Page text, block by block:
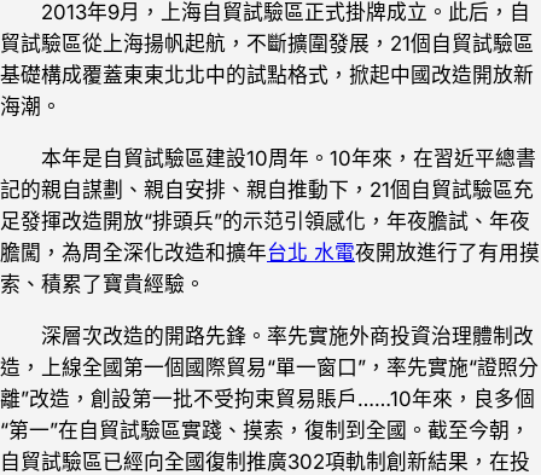
2013年9月，上海自貿試驗區正式掛牌成立。此后，自
貿試驗區從上海揚帆起航，不斷擴圍發展，21個自貿試驗區
基礎構成覆蓋東東北北中的試點格式，掀起中國改造開放新
海潮。
本年是自貿試驗區建設10周年。10年來，在習近平總書
記的親自謀劃、親自安排、親自推動下，21個自貿試驗區充
足發揮改造開放“排頭兵”的示范引領感化，年夜膽試、年夜
膽闖，為周全深化改造和擴年台北 水電夜開放進行了有用摸
索、積累了寶貴經驗。
深層次改造的開路先鋒。率先實施外商投資治理體制改
造，上線全國第一個國際貿易“單一窗口”，率先實施“證照分
離”改造，創設第一批不受拘束貿易賬戶……10年來，良多個
“第一”在自貿試驗區實踐、摸索，復制到全國。截至今朝，
自貿試驗區已經向全國復制推廣302項軌制創新結果，在投